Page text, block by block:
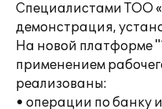
Специалистами ТОО
демонстрация,
На новой платформе
применением
реализованы:
• операции по банку